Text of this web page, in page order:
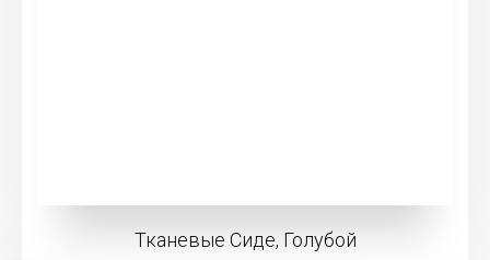
Тканевые Сиде, Голубой